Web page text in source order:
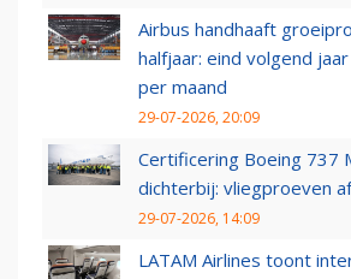
Airbus handhaaft
halfjaar: eind volgend
per maand
29-07-2026, 20:09
Certificering Boeing 737
dichterbij: vliegproeven
29-07-2026, 14:09
LATAM Airlines toont